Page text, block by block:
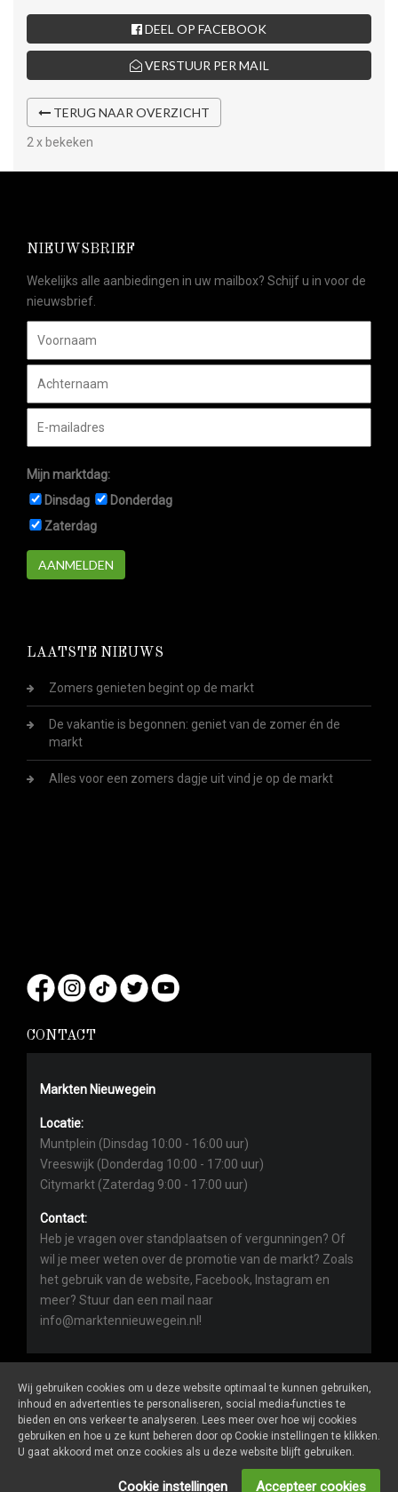
DEEL OP FACEBOOK
VERSTUUR PER MAIL
TERUG NAAR OVERZICHT
2 x bekeken
NIEUWSBRIEF
Wekelijks alle aanbiedingen in uw mailbox? Schijf u in voor de
nieuwsbrief.
Mijn marktdag:
Dinsdag
Donderdag
Zaterdag
AANMELDEN
LAATSTE NIEUWS
Zomers genieten begint op de markt
De vakantie is begonnen: geniet van de zomer én de
markt
Alles voor een zomers dagje uit vind je op de markt
CONTACT
Markten Nieuwegein
Locatie:
Muntplein (Dinsdag 10:00 - 16:00 uur)
Vreeswijk (Donderdag 10:00 - 17:00 uur)
Citymarkt (Zaterdag 9:00 - 17:00 uur)
Contact:
Heb je vragen over standplaatsen of vergunningen? Of
wil je meer weten over de promotie van de markt? Zoals
het gebruik van de website, Facebook, Instagram en
meer? Stuur dan een mail naar
info@marktennieuwegein.nl!
Marktennieuwegein.nlis een website van De Markt Online
ALGEMENE VOORWAARDEN
ONDERNEMERS LOGIN
SOCIALS
Wij gebruiken cookies om u deze website optimaal te kunnen gebruiken,
inhoud en advertenties te personaliseren, social media-functies te
bieden en ons verkeer te analyseren. Lees meer over hoe wij cookies
gebruiken en hoe u ze kunt beheren door op Cookie instellingen te klikken.
U gaat akkoord met onze cookies als u deze website blijft gebruiken.
Cookie instellingen Accepteer cookies